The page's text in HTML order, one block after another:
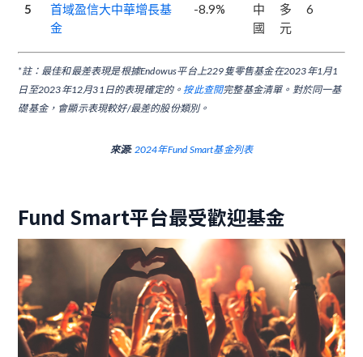
5
首域盈信大中華增長基
金
-8.9%
中
國
多
元
6
*註：最佳和最差表現是根據Endowus平台上229隻零售基金在2023年1月1
日至2023年12月31日的表現確定的。 按此查閱完整基金清單。對於同一基
礎基金，會顯示表現較好/最差的股份類別。
來源: 2024年Fund Smart基金列表
Fund Smart平台最受歡迎基金